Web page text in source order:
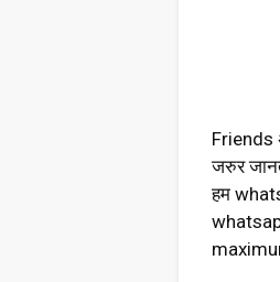
Friends
जरुर
हम